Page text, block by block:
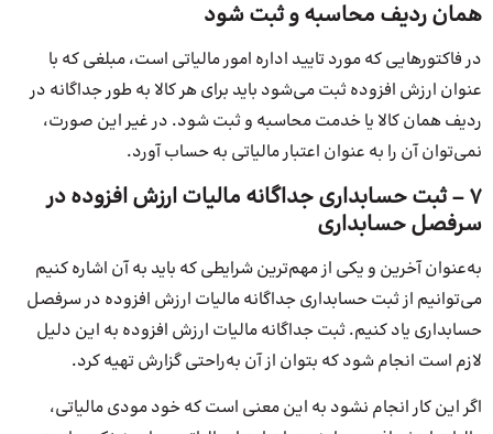
همان ردیف محاسبه و ثبت شود
در فاکتورهایی که مورد تایید اداره امور مالیاتی است، مبلغی که با
عنوان ارزش افزوده ثبت می‌شود باید برای هر کالا به طور جداگانه در
ردیف همان کالا یا خدمت محاسبه و ثبت شود. در غیر این صورت،
نمی‌توان آن را به عنوان اعتبار مالیاتی به حساب آورد.
7 – ثبت حسابداری جداگانه مالیات ارزش افزوده در
سرفصل حسابداری
به‌عنوان آخرین و یکی از مهم‌ترین شرایطی که باید به آن اشاره کنیم
می‌توانیم از ثبت حسابداری جداگانه مالیات ارزش افزوده در سرفصل
حسابداری یاد کنیم. ثبت جداگانه مالیات ارزش افزوده به این دلیل
لازم است انجام شود که بتوان از آن به‌راحتی گزارش تهیه کرد.
اگر این کار انجام نشود به این معنی است که خود مودی مالیاتی،